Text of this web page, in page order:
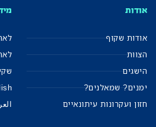
אודות
אודות שקוף
הצוות
הישגים
ימנים? שמאלנים?
חזון ועקרונות עיתונאיים